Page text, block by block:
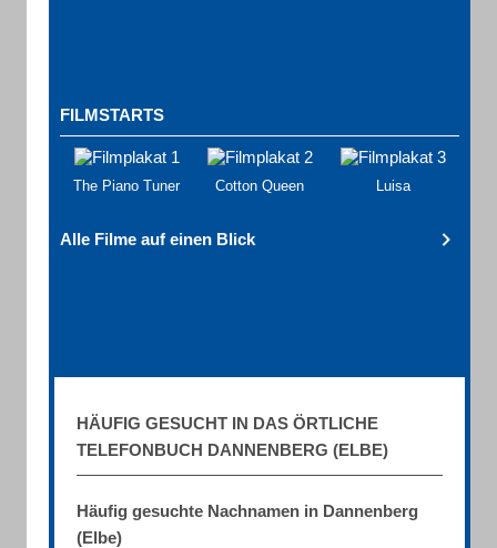
FILMSTARTS
The Piano Tuner Cotton Queen Luisa
Alle Filme auf einen Blick
HÄUFIG GESUCHT IN DAS ÖRTLICHE
TELEFONBUCH DANNENBERG (ELBE)
Häufig gesuchte Nachnamen in Dannenberg
(Elbe)